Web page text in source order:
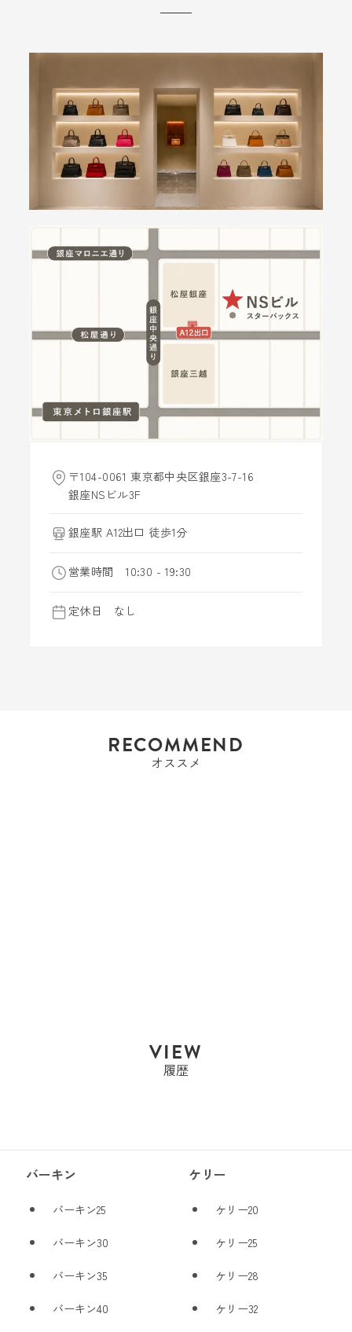
〒104-0061 東京都中央区銀座3-7-16
銀座NSビル3F
銀座駅 A12出口 徒歩1分
営業時間 10:30 - 19:30
定休日 なし
RECOMMEND
オススメ
VIEW
履歴
バーキン
バーキン25
バーキン30
バーキン35
バーキン40
ケリー
ケリー20
ケリー25
ケリー28
ケリー32